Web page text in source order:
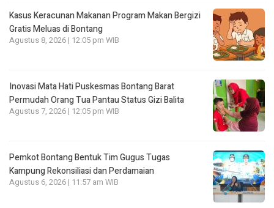
Kasus Keracunan Makanan Program Makan Bergizi
Gratis Meluas di Bontang
Agustus 8, 2026 | 12:05 pm WIB
Inovasi Mata Hati Puskesmas Bontang Barat
Permudah Orang Tua Pantau Status Gizi Balita
Agustus 7, 2026 | 12:05 pm WIB
Pemkot Bontang Bentuk Tim Gugus Tugas
Kampung Rekonsiliasi dan Perdamaian
Agustus 6, 2026 | 11:57 am WIB